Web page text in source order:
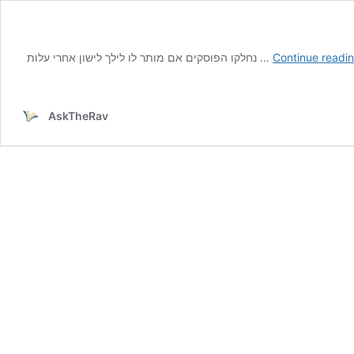
נחלקו הפוסקים אם מותר לו לילך לישון אחרי עלות … Continue
AskTheRav